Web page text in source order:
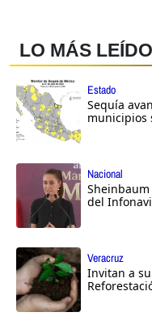
LO MÁS LEÍDO
Estado
Sequía
municipios
Nacional
del
Veracruz
Invitan a